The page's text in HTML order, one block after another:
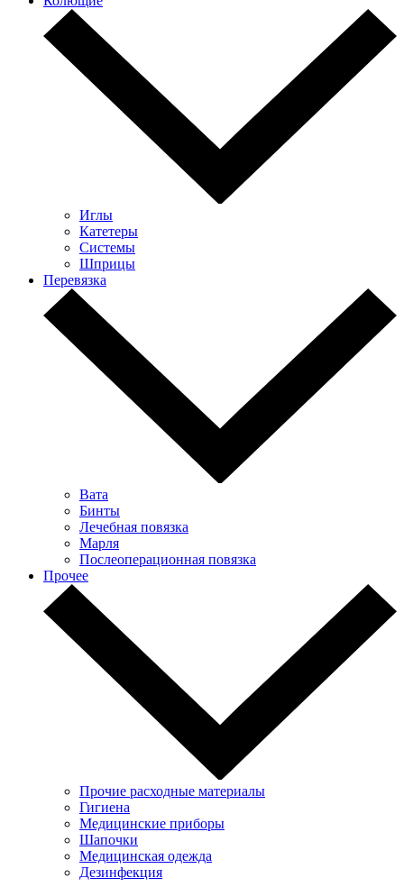
Иглы
Катетеры
Системы
Шприцы
Перевязка
Вата
Бинты
Лечебная повязка
Марля
Послеоперационная повязка
Прочее
Прочие расходные материалы
Гигиена
Медицинские приборы
Шапочки
Медицинская одежда
Дезинфекция